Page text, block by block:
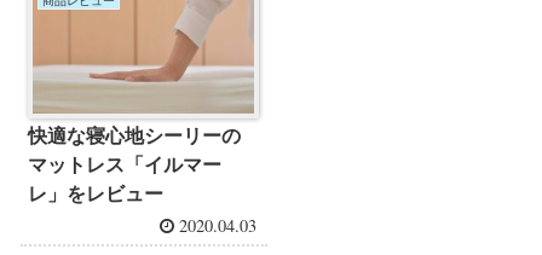
快適な寝心地シーリーの
マットレス「イルマー
レ」をレビュー
2020.04.03